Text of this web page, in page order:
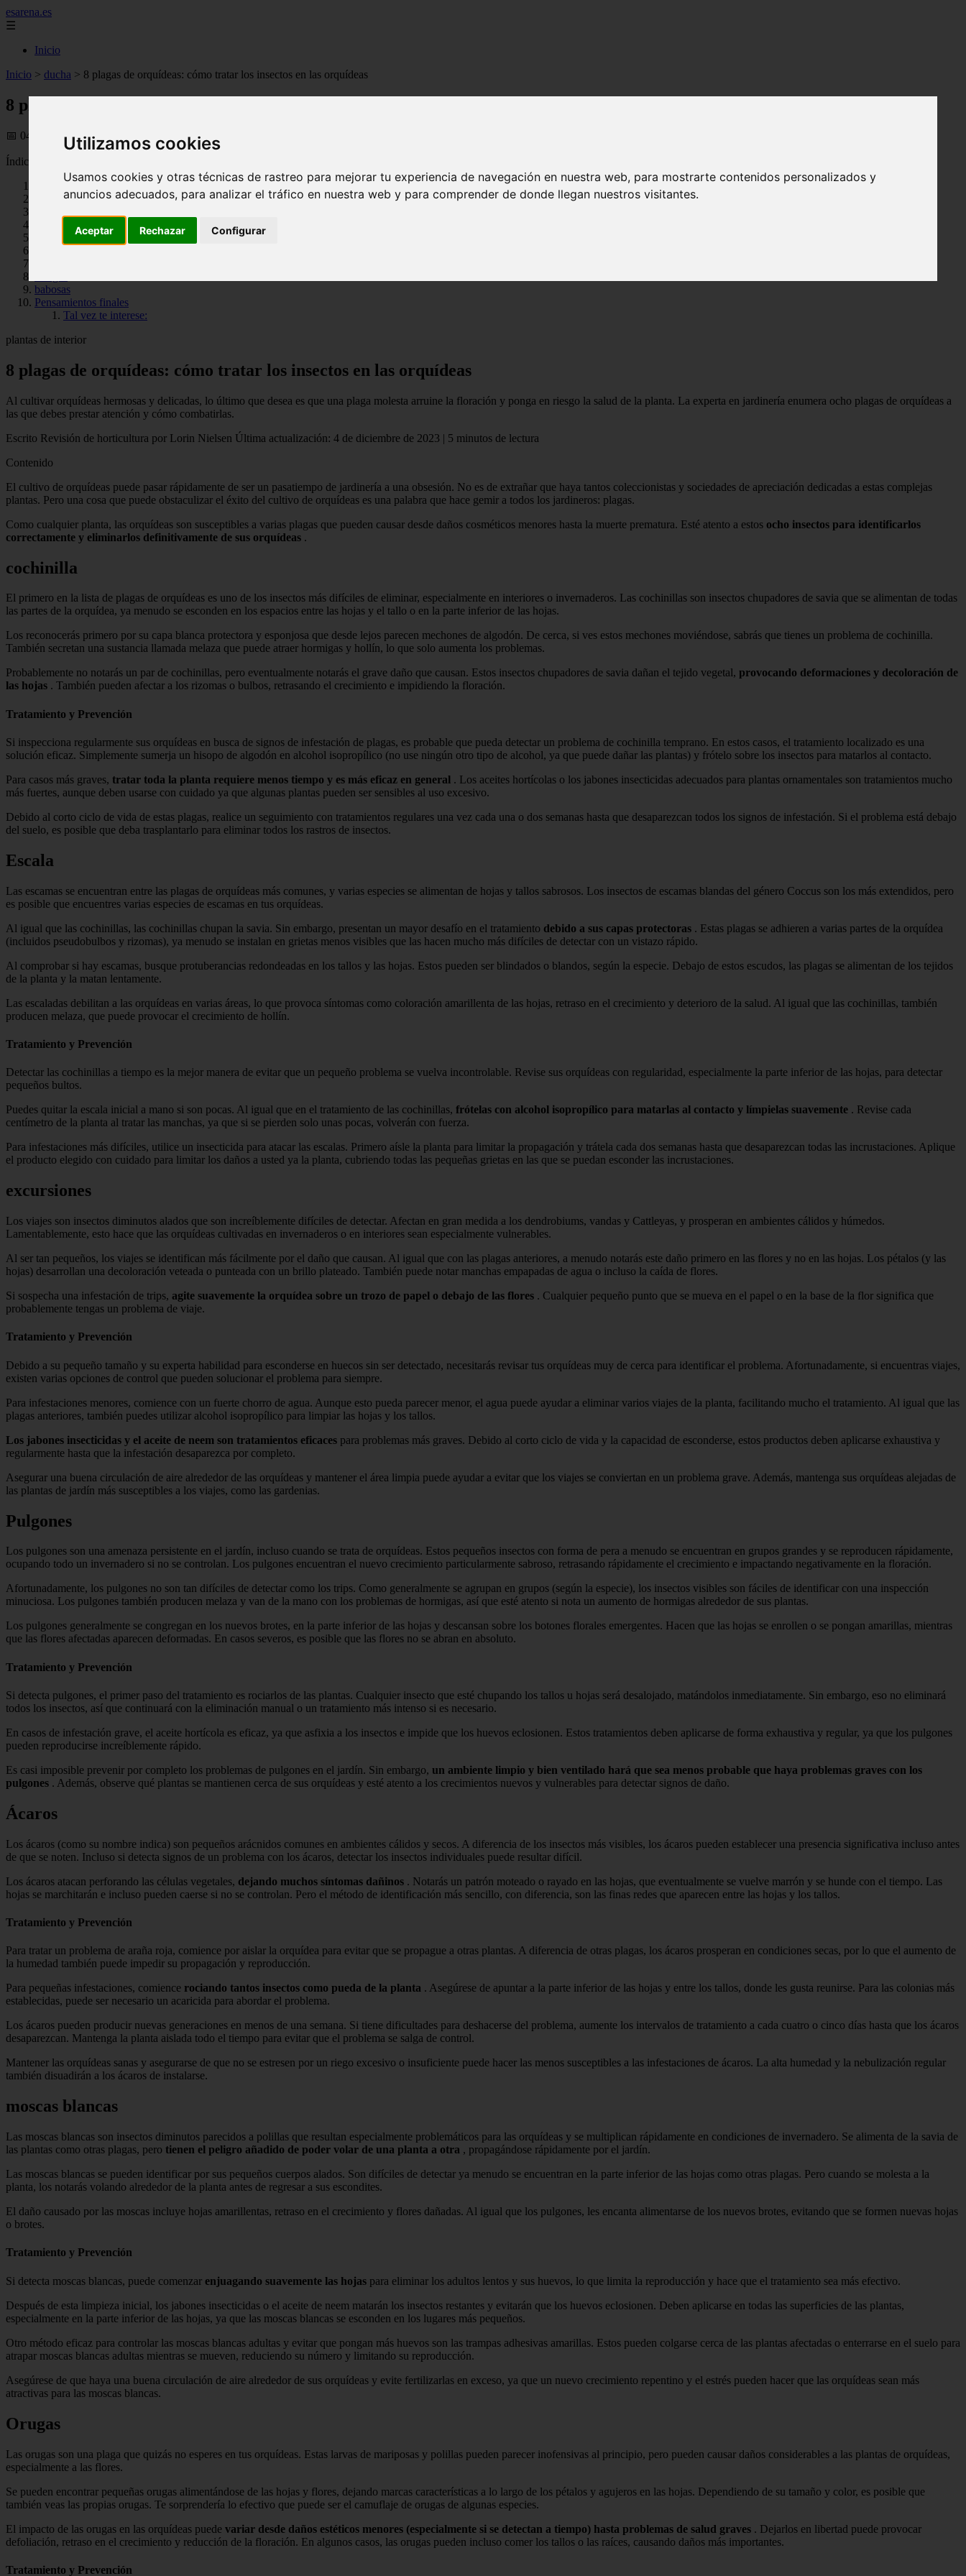
Utilizamos cookies
Usamos cookies y otras técnicas de rastreo para mejorar tu experiencia de navegación en nuestra web, para mostrarte contenidos personalizados y
anuncios adecuados, para analizar el tráfico en nuestra web y para comprender de donde llegan nuestros visitantes.
Aceptar Rechazar Configurar
esarena.es
☰
Inicio
Inicio > ducha > 8 plagas de orquídeas: cómo tratar los insectos en las orquídeas
8 plagas de orquídeas: cómo tratar los insectos en las orquídeas
📅 04/08/2025
Índice
8 plagas de orquídeas: cómo tratar los insectos en las orquídeas
cochinilla
excursiones
Pulgones
babosas
Pensamientos finales
Tal vez te interese:
plantas de interior
8 plagas de orquídeas: cómo tratar los insectos en las orquídeas
Al cultivar orquídeas hermosas y delicadas, lo último que desea es que una plaga molesta arruine la floración y ponga en riesgo la salud de la planta. La experta en jardinería enumera ocho plagas de orquídeas a
las que debes prestar atención y cómo combatirlas.
Escrito Revisión de horticultura por Lorin Nielsen Última actualización: 4 de diciembre de 2023 | 5 minutos de lectura
Contenido
El cultivo de orquídeas puede pasar rápidamente de ser un pasatiempo de jardinería a una obsesión. No es de extrañar que haya tantos coleccionistas y sociedades de apreciación dedicadas a estas complejas
plantas. Pero una cosa que puede obstaculizar el éxito del cultivo de orquídeas es una palabra que hace gemir a todos los jardineros: plagas.
Como cualquier planta, las orquídeas son susceptibles a varias plagas que pueden causar desde daños cosméticos menores hasta la muerte prematura. Esté atento a estos ocho insectos para identificarlos
correctamente y eliminarlos definitivamente de sus orquídeas .
cochinilla
El primero en la lista de plagas de orquídeas es uno de los insectos más difíciles de eliminar, especialmente en interiores o invernaderos. Las cochinillas son insectos chupadores de savia que se alimentan de todas
las partes de la orquídea, ya menudo se esconden en los espacios entre las hojas y el tallo o en la parte inferior de las hojas.
Los reconocerás primero por su capa blanca protectora y esponjosa que desde lejos parecen mechones de algodón. De cerca, si ves estos mechones moviéndose, sabrás que tienes un problema de cochinilla.
También secretan una sustancia llamada melaza que puede atraer hormigas y hollín, lo que solo aumenta los problemas.
Probablemente no notarás un par de cochinillas, pero eventualmente notarás el grave daño que causan. Estos insectos chupadores de savia dañan el tejido vegetal, provocando deformaciones y decoloración de
las hojas . También pueden afectar a los rizomas o bulbos, retrasando el crecimiento e impidiendo la floración.
Tratamiento y Prevención
Si inspecciona regularmente sus orquídeas en busca de signos de infestación de plagas, es probable que pueda detectar un problema de cochinilla temprano. En estos casos, el tratamiento localizado es una
solución eficaz. Simplemente sumerja un hisopo de algodón en alcohol isopropílico (no use ningún otro tipo de alcohol, ya que puede dañar las plantas) y frótelo sobre los insectos para matarlos al contacto.
Para casos más graves, tratar toda la planta requiere menos tiempo y es más eficaz en general . Los aceites hortícolas o los jabones insecticidas adecuados para plantas ornamentales son tratamientos mucho
más fuertes, aunque deben usarse con cuidado ya que algunas plantas pueden ser sensibles al uso excesivo.
Debido al corto ciclo de vida de estas plagas, realice un seguimiento con tratamientos regulares una vez cada una o dos semanas hasta que desaparezcan todos los signos de infestación. Si el problema está debajo
del suelo, es posible que deba trasplantarlo para eliminar todos los rastros de insectos.
Escala
Las escamas se encuentran entre las plagas de orquídeas más comunes, y varias especies se alimentan de hojas y tallos sabrosos. Los insectos de escamas blandas del género Coccus son los más extendidos, pero
es posible que encuentres varias especies de escamas en tus orquídeas.
Al igual que las cochinillas, las cochinillas chupan la savia. Sin embargo, presentan un mayor desafío en el tratamiento debido a sus capas protectoras . Estas plagas se adhieren a varias partes de la orquídea
(incluidos pseudobulbos y rizomas), ya menudo se instalan en grietas menos visibles que las hacen mucho más difíciles de detectar con un vistazo rápido.
Al comprobar si hay escamas, busque protuberancias redondeadas en los tallos y las hojas. Estos pueden ser blindados o blandos, según la especie. Debajo de estos escudos, las plagas se alimentan de los tejidos
de la planta y la matan lentamente.
Las escaladas debilitan a las orquídeas en varias áreas, lo que provoca síntomas como coloración amarillenta de las hojas, retraso en el crecimiento y deterioro de la salud. Al igual que las cochinillas, también
producen melaza, que puede provocar el crecimiento de hollín.
Tratamiento y Prevención
Detectar las cochinillas a tiempo es la mejor manera de evitar que un pequeño problema se vuelva incontrolable. Revise sus orquídeas con regularidad, especialmente la parte inferior de las hojas, para detectar
pequeños bultos.
Puedes quitar la escala inicial a mano si son pocas. Al igual que en el tratamiento de las cochinillas, frótelas con alcohol isopropílico para matarlas al contacto y límpielas suavemente . Revise cada
centímetro de la planta al tratar las manchas, ya que si se pierden solo unas pocas, volverán con fuerza.
Para infestaciones más difíciles, utilice un insecticida para atacar las escalas. Primero aísle la planta para limitar la propagación y trátela cada dos semanas hasta que desaparezcan todas las incrustaciones. Aplique
el producto elegido con cuidado para limitar los daños a usted ya la planta, cubriendo todas las pequeñas grietas en las que se puedan esconder las incrustaciones.
excursiones
Los viajes son insectos diminutos alados que son increíblemente difíciles de detectar. Afectan en gran medida a los dendrobiums, vandas y Cattleyas, y prosperan en ambientes cálidos y húmedos.
Lamentablemente, esto hace que las orquídeas cultivadas en invernaderos o en interiores sean especialmente vulnerables.
Al ser tan pequeños, los viajes se identifican más fácilmente por el daño que causan. Al igual que con las plagas anteriores, a menudo notarás este daño primero en las flores y no en las hojas. Los pétalos (y las
hojas) desarrollan una decoloración veteada o punteada con un brillo plateado. También puede notar manchas empapadas de agua o incluso la caída de flores.
Si sospecha una infestación de trips, agite suavemente la orquídea sobre un trozo de papel o debajo de las flores . Cualquier pequeño punto que se mueva en el papel o en la base de la flor significa que
probablemente tengas un problema de viaje.
Tratamiento y Prevención
Debido a su pequeño tamaño y su experta habilidad para esconderse en huecos sin ser detectado, necesitarás revisar tus orquídeas muy de cerca para identificar el problema. Afortunadamente, si encuentras viajes,
existen varias opciones de control que pueden solucionar el problema para siempre.
Para infestaciones menores, comience con un fuerte chorro de agua. Aunque esto pueda parecer menor, el agua puede ayudar a eliminar varios viajes de la planta, facilitando mucho el tratamiento. Al igual que las
plagas anteriores, también puedes utilizar alcohol isopropílico para limpiar las hojas y los tallos.
Los jabones insecticidas y el aceite de neem son tratamientos eficaces para problemas más graves. Debido al corto ciclo de vida y la capacidad de esconderse, estos productos deben aplicarse exhaustiva y
regularmente hasta que la infestación desaparezca por completo.
Asegurar una buena circulación de aire alrededor de las orquídeas y mantener el área limpia puede ayudar a evitar que los viajes se conviertan en un problema grave. Además, mantenga sus orquídeas alejadas de
las plantas de jardín más susceptibles a los viajes, como las gardenias.
Pulgones
Los pulgones son una amenaza persistente en el jardín, incluso cuando se trata de orquídeas. Estos pequeños insectos con forma de pera a menudo se encuentran en grupos grandes y se reproducen rápidamente,
ocupando todo un invernadero si no se controlan. Los pulgones encuentran el nuevo crecimiento particularmente sabroso, retrasando rápidamente el crecimiento e impactando negativamente en la floración.
Afortunadamente, los pulgones no son tan difíciles de detectar como los trips. Como generalmente se agrupan en grupos (según la especie), los insectos visibles son fáciles de identificar con una inspección
minuciosa. Los pulgones también producen melaza y van de la mano con los problemas de hormigas, así que esté atento si nota un aumento de hormigas alrededor de sus plantas.
Los pulgones generalmente se congregan en los nuevos brotes, en la parte inferior de las hojas y descansan sobre los botones florales emergentes. Hacen que las hojas se enrollen o se pongan amarillas, mientras
que las flores afectadas aparecen deformadas. En casos severos, es posible que las flores no se abran en absoluto.
Tratamiento y Prevención
Si detecta pulgones, el primer paso del tratamiento es rociarlos de las plantas. Cualquier insecto que esté chupando los tallos u hojas será desalojado, matándolos inmediatamente. Sin embargo, eso no eliminará
todos los insectos, así que continuará con la eliminación manual o un tratamiento más intenso si es necesario.
En casos de infestación grave, el aceite hortícola es eficaz, ya que asfixia a los insectos e impide que los huevos eclosionen. Estos tratamientos deben aplicarse de forma exhaustiva y regular, ya que los pulgones
pueden reproducirse increíblemente rápido.
Es casi imposible prevenir por completo los problemas de pulgones en el jardín. Sin embargo, un ambiente limpio y bien ventilado hará que sea menos probable que haya problemas graves con los
pulgones . Además, observe qué plantas se mantienen cerca de sus orquídeas y esté atento a los crecimientos nuevos y vulnerables para detectar signos de daño.
Ácaros
Los ácaros (como su nombre indica) son pequeños arácnidos comunes en ambientes cálidos y secos. A diferencia de los insectos más visibles, los ácaros pueden establecer una presencia significativa incluso antes
de que se noten. Incluso si detecta signos de un problema con los ácaros, detectar los insectos individuales puede resultar difícil.
Los ácaros atacan perforando las células vegetales, dejando muchos síntomas dañinos . Notarás un patrón moteado o rayado en las hojas, que eventualmente se vuelve marrón y se hunde con el tiempo. Las
hojas se marchitarán e incluso pueden caerse si no se controlan. Pero el método de identificación más sencillo, con diferencia, son las finas redes que aparecen entre las hojas y los tallos.
Tratamiento y Prevención
Para tratar un problema de araña roja, comience por aislar la orquídea para evitar que se propague a otras plantas. A diferencia de otras plagas, los ácaros prosperan en condiciones secas, por lo que el aumento de
la humedad también puede impedir su propagación y reproducción.
Para pequeñas infestaciones, comience rociando tantos insectos como pueda de la planta . Asegúrese de apuntar a la parte inferior de las hojas y entre los tallos, donde les gusta reunirse. Para las colonias más
establecidas, puede ser necesario un acaricida para abordar el problema.
Los ácaros pueden producir nuevas generaciones en menos de una semana. Si tiene dificultades para deshacerse del problema, aumente los intervalos de tratamiento a cada cuatro o cinco días hasta que los ácaros
desaparezcan. Mantenga la planta aislada todo el tiempo para evitar que el problema se salga de control.
Mantener las orquídeas sanas y asegurarse de que no se estresen por un riego excesivo o insuficiente puede hacer las menos susceptibles a las infestaciones de ácaros. La alta humedad y la nebulización regular
también disuadirán a los ácaros de instalarse.
moscas blancas
Las moscas blancas son insectos diminutos parecidos a polillas que resultan especialmente problemáticos para las orquídeas y se multiplican rápidamente en condiciones de invernadero. Se alimenta de la savia de
las plantas como otras plagas, pero tienen el peligro añadido de poder volar de una planta a otra , propagándose rápidamente por el jardín.
Las moscas blancas se pueden identificar por sus pequeños cuerpos alados. Son difíciles de detectar ya menudo se encuentran en la parte inferior de las hojas como otras plagas. Pero cuando se molesta a la
planta, los notarás volando alrededor de la planta antes de regresar a sus escondites.
El daño causado por las moscas incluye hojas amarillentas, retraso en el crecimiento y flores dañadas. Al igual que los pulgones, les encanta alimentarse de los nuevos brotes, evitando que se formen nuevas hojas
o brotes.
Tratamiento y Prevención
Si detecta moscas blancas, puede comenzar enjuagando suavemente las hojas para eliminar los adultos lentos y sus huevos, lo que limita la reproducción y hace que el tratamiento sea más efectivo.
Después de esta limpieza inicial, los jabones insecticidas o el aceite de neem matarán los insectos restantes y evitarán que los huevos eclosionen. Deben aplicarse en todas las superficies de las plantas,
especialmente en la parte inferior de las hojas, ya que las moscas blancas se esconden en los lugares más pequeños.
Otro método eficaz para controlar las moscas blancas adultas y evitar que pongan más huevos son las trampas adhesivas amarillas. Estos pueden colgarse cerca de las plantas afectadas o enterrarse en el suelo para
atrapar moscas blancas adultas mientras se mueven, reduciendo su número y limitando su reproducción.
Asegúrese de que haya una buena circulación de aire alrededor de sus orquídeas y evite fertilizarlas en exceso, ya que un nuevo crecimiento repentino y el estrés pueden hacer que las orquídeas sean más
atractivas para las moscas blancas.
Orugas
Las orugas son una plaga que quizás no esperes en tus orquídeas. Estas larvas de mariposas y polillas pueden parecer inofensivas al principio, pero pueden causar daños considerables a las plantas de orquídeas,
especialmente a las flores.
Se pueden encontrar pequeñas orugas alimentándose de las hojas y flores, dejando marcas características a lo largo de los pétalos y agujeros en las hojas. Dependiendo de su tamaño y color, es posible que
también veas las propias orugas. Te sorprendería lo efectivo que puede ser el camuflaje de orugas de algunas especies.
El impacto de las orugas en las orquídeas puede variar desde daños estéticos menores (especialmente si se detectan a tiempo) hasta problemas de salud graves . Dejarlos en libertad puede provocar
defoliación, retraso en el crecimiento y reducción de la floración. En algunos casos, las orugas pueden incluso comer los tallos o las raíces, causando daños más importantes.
Tratamiento y Prevención